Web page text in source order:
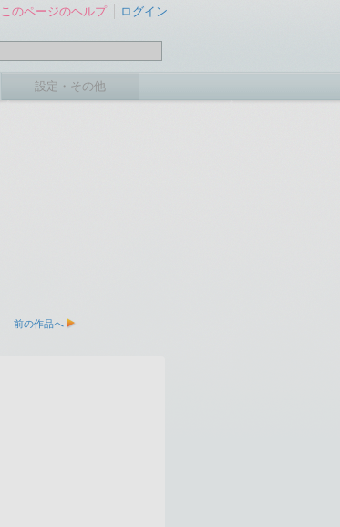
このページのヘルプ ログイン
設定・その他
前の作品へ